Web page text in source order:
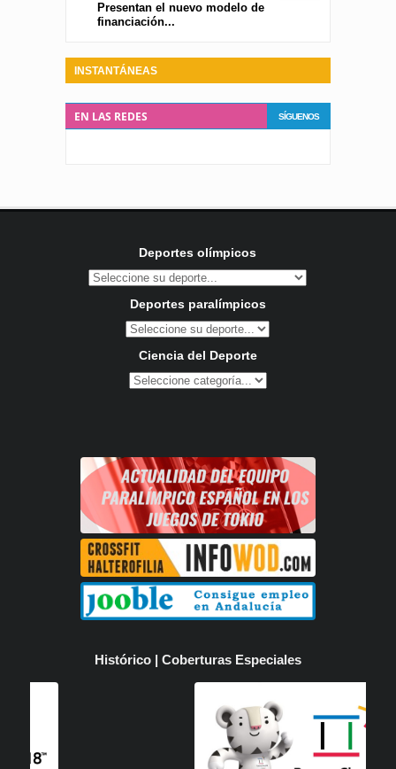
Presentan el nuevo modelo de
financiación...
INSTANTÁNEAS
SÍGUENOS
EN LAS REDES
Deportes olímpicos
Deportes paralímpicos
Ciencia del Deporte
Histórico | Coberturas Especiales